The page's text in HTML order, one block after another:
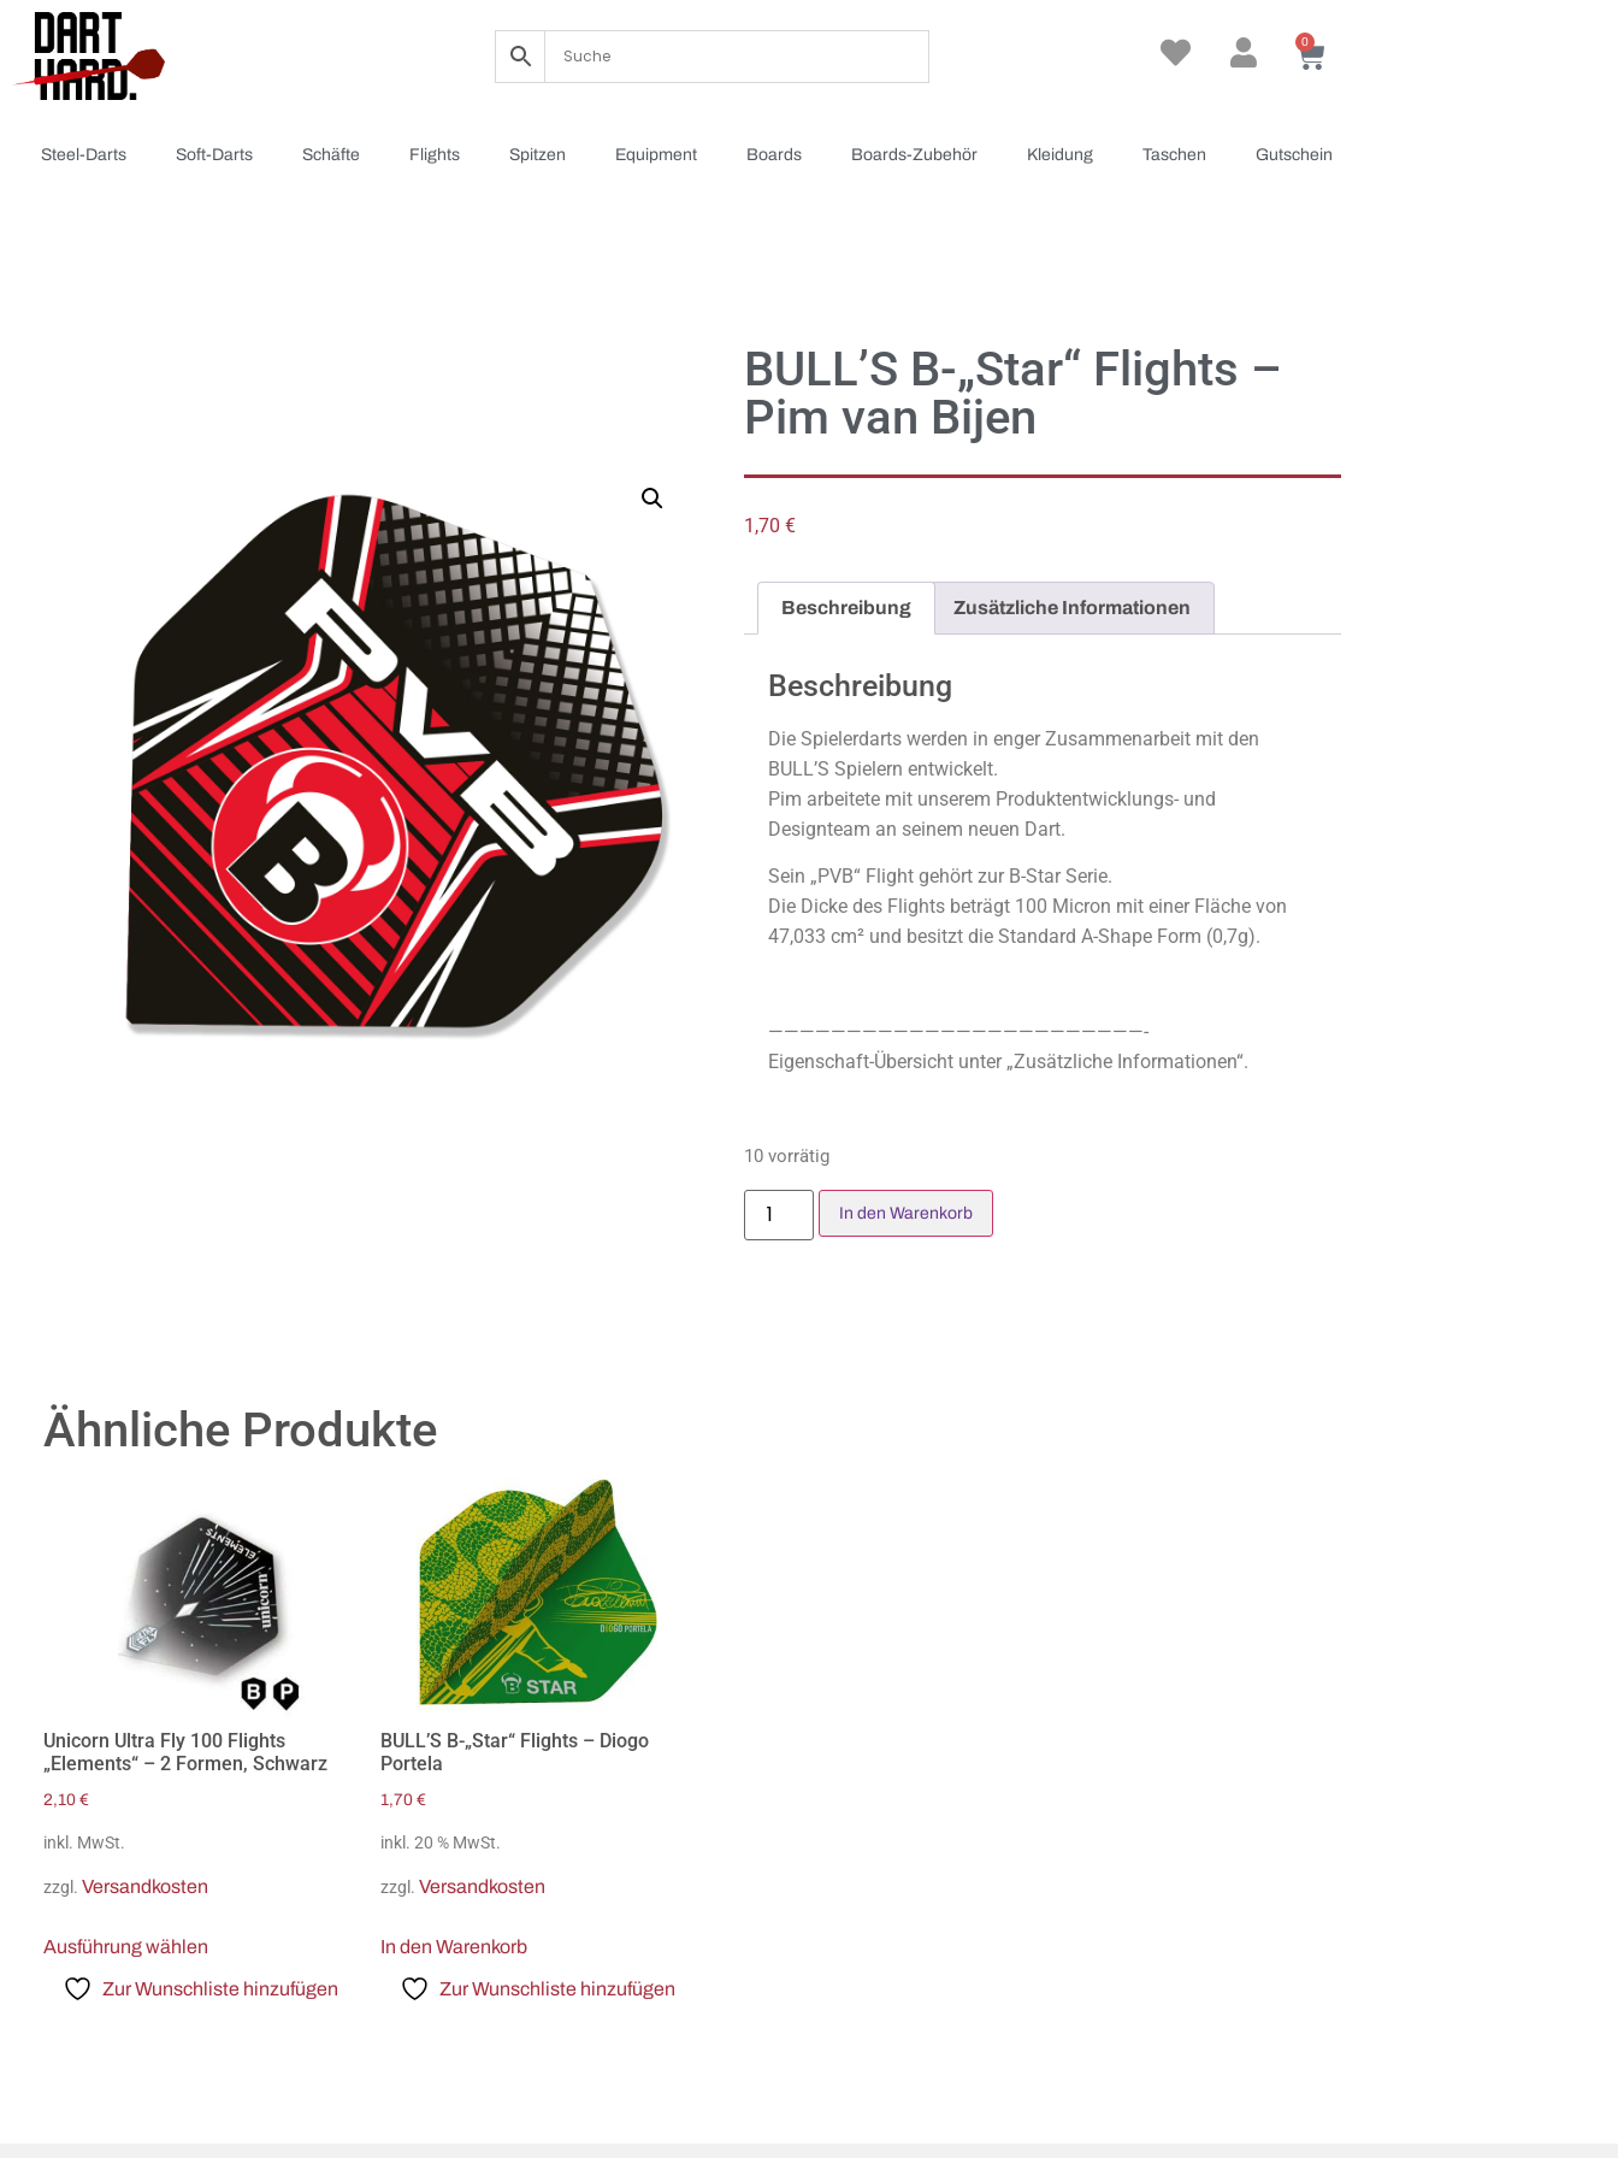
0
Steel-Darts Soft-Darts Schäfte Flights Spitzen Equipment Boards Boards-Zubehör Kleidung Taschen Gutschein
BULL’S B-„Star“ Flights –
Pim van Bijen
1,70 €
Beschreibung Zusätzliche Informationen
Beschreibung
Die Spielerdarts werden in enger Zusammenarbeit mit den
BULL’S Spielern entwickelt.
Pim arbeitete mit unserem Produktentwicklungs- und
Designteam an seinem neuen Dart.
Sein „PVB“ Flight gehört zur B-Star Serie.
Die Dicke des Flights beträgt 100 Micron mit einer Fläche von
47,033 cm² und besitzt die Standard A-Shape Form (0,7g).
————————————————————————-
Eigenschaft-Übersicht unter „Zusätzliche Informationen“.
10 vorrätig
In den Warenkorb
Ähnliche Produkte
Unicorn Ultra Fly 100 Flights
„Elements“ – 2 Formen, Schwarz
2,10 €
inkl. MwSt.
zzgl. Versandkosten
Ausführung wählen
Zur Wunschliste hinzufügen
BULL’S B-„Star“ Flights – Diogo
Portela
1,70 €
inkl. 20 % MwSt.
zzgl. Versandkosten
In den Warenkorb
Zur Wunschliste hinzufügen